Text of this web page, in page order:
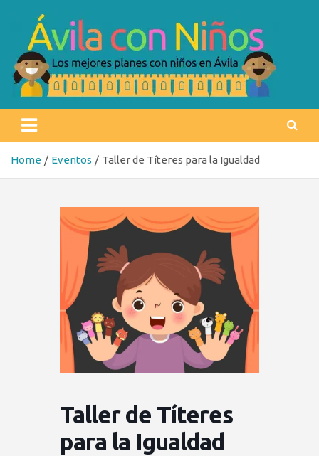
content
Ávila con niños
Home Eventos Taller de Títeres para la Igualdad
Taller de Títeres
para la Igualdad